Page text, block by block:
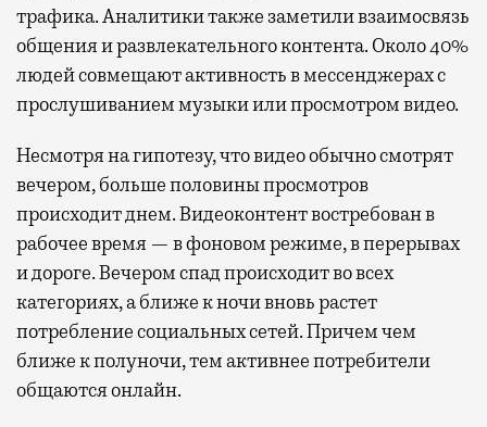
трафика. Аналитики также заметили взаимосвязь
общения и развлекательного контента. Около 40%
людей совмещают активность в мессенджерах с
прослушиванием музыки или просмотром видео.
Несмотря на гипотезу, что видео обычно смотрят
вечером, больше половины просмотров
происходит днем. Видеоконтент востребован в
рабочее время — в фоновом режиме, в перерывах
и дороге. Вечером спад происходит во всех
категориях, а ближе к ночи вновь растет
потребление социальных сетей. Причем чем
ближе к полуночи, тем активнее потребители
общаются онлайн.